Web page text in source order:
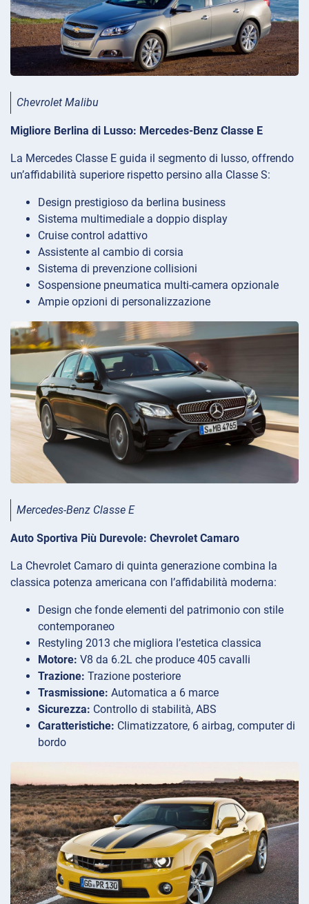
Chevrolet Malibu
Migliore Berlina di Lusso: Mercedes-Benz Classe E
La Mercedes Classe E guida il segmento di lusso, offrendo
un’affidabilità superiore rispetto persino alla Classe S:
Design prestigioso da berlina business
Sistema multimediale a doppio display
Cruise control adattivo
Assistente al cambio di corsia
Sistema di prevenzione collisioni
Sospensione pneumatica multi-camera opzionale
Ampie opzioni di personalizzazione
Mercedes-Benz Classe E
Auto Sportiva Più Durevole: Chevrolet Camaro
La Chevrolet Camaro di quinta generazione combina la
classica potenza americana con l’affidabilità moderna:
Design che fonde elementi del patrimonio con stile
contemporaneo
Restyling 2013 che migliora l’estetica classica
Motore: V8 da 6.2L che produce 405 cavalli
Trazione: Trazione posteriore
Trasmissione: Automatica a 6 marce
Sicurezza: Controllo di stabilità, ABS
Caratteristiche: Climatizzatore, 6 airbag, computer di
bordo